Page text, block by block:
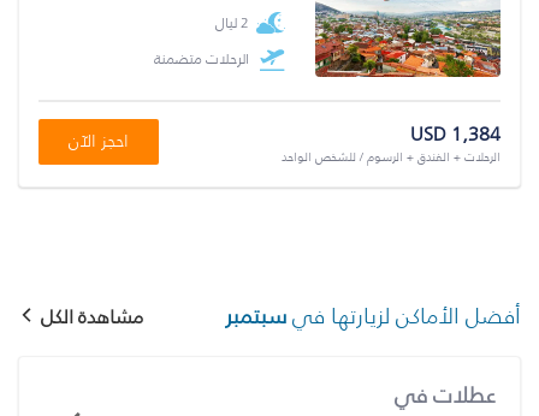
2 ليال
الرحلات متضمنة
USD 1,384
الرحلات + الفندق + الرسوم / للشخص الواحد
احجز الآن
أفضل الأماكن لزيارتها فيسبتمبر مشاهدة الكل
عطلات في